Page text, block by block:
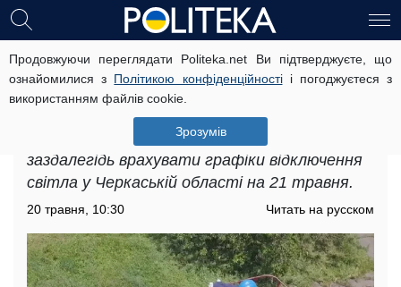
Продовжуючи переглядати Politeka.net Ви підтверджуєте, що
ознайомилися з Політикою конфіденційностіі погоджуєтеся з
використанням файлів cookie.
Зрозумів
Графіки відключення світла у
Черкаській області на 21 травня: де
електрики стане менше
Мешканцям регіону рекомендують
заздалегідь врахувати графіки відключення
світла у Черкаській області на 21 травня.
20 травня, 10:30 Читать на русском